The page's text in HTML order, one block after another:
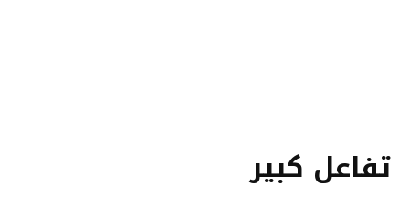
تفاعل كبير